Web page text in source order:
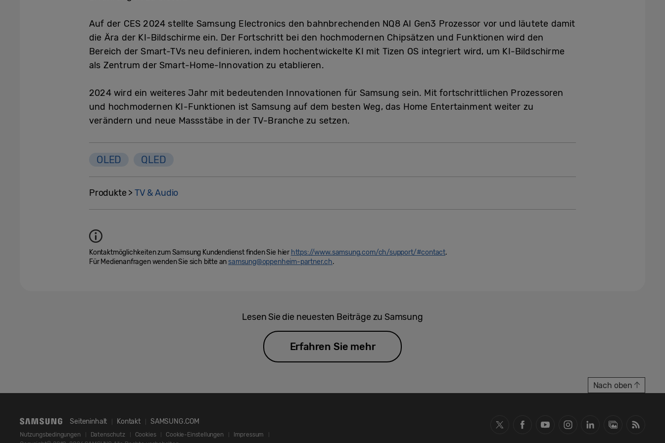
Auf der CES 2024 stellte Samsung Electronics den bahnbrechenden NQ8 AI Gen3 Prozessor vor und läutete damit
die Ära der KI-Bildschirme ein. Der Fortschritt bei den hochmodernen Chipsätzen und Funktionen wird den
Bereich der Smart-TVs neu definieren, indem hochentwickelte KI mit Tizen OS integriert wird, um KI-Bildschirme
als Zentrum der Smart-Home-Innovation zu etablieren.
2024 wird ein weiteres Jahr mit bedeutenden Innovationen für Samsung sein. Mit fortschrittlichen Prozessoren
und hochmodernen KI-Funktionen ist Samsung auf dem besten Weg, das Home Entertainment weiter zu
verändern und neue Massstäbe in der TV-Branche zu setzen.
OLED QLED
Produkte >TV & Audio
Kontaktmöglichkeiten zum Samsung Kundendienst finden Sie hier https://www.samsung.com/ch/support/#contact.
Für Medienanfragen wenden Sie sich bitte ansamsung@oppenheim-partner.ch.
Lesen Sie die neuesten Beiträge zu Samsung
Erfahren Sie mehr
Seiteninhalt Kontakt SAMSUNG.COM
Nutzungsbedingungen Datenschutz Cookies Cookie-Einstellungen
Impressum
Nach oben